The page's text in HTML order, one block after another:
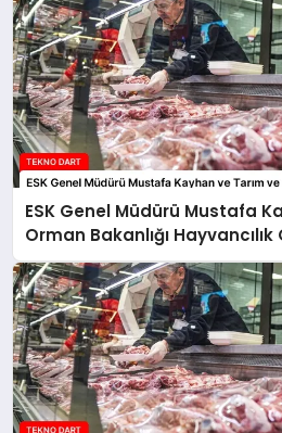
ESK Genel Müdürü Mustafa
Orman Bakanlığı
Çelik’ten Kırmızı Et